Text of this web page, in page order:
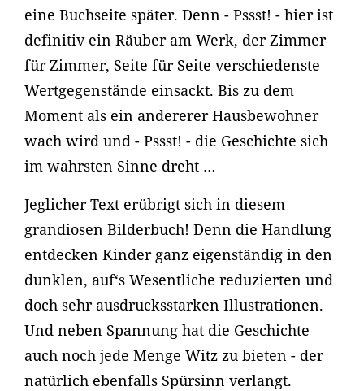
eine Buchseite später. Denn - Pssst! - hier ist
definitiv ein Räuber am Werk, der Zimmer
für Zimmer, Seite für Seite verschiedenste
Wertgegenstände einsackt. Bis zu dem
Moment als ein andererer Hausbewohner
wach wird und - Pssst! - die Geschichte sich
im wahrsten Sinne dreht …
Jeglicher Text erübrigt sich in diesem
grandiosen Bilderbuch! Denn die Handlung
entdecken Kinder ganz eigenständig in den
dunklen, auf‘s Wesentliche reduzierten und
doch sehr ausdrucksstarken Illustrationen.
Und neben Spannung hat die Geschichte
auch noch jede Menge Witz zu bieten - der
natürlich ebenfalls Spürsinn verlangt.